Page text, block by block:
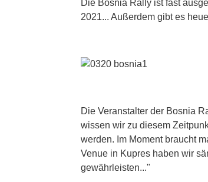
Die Bosnia Rally ist fast
2021... Außerdem gibt es
Die Veranstalter der Bosnia
wissen wir zu diesem
werden. Im Moment braucht
Venue in Kupres haben wir
gewährleisten..."